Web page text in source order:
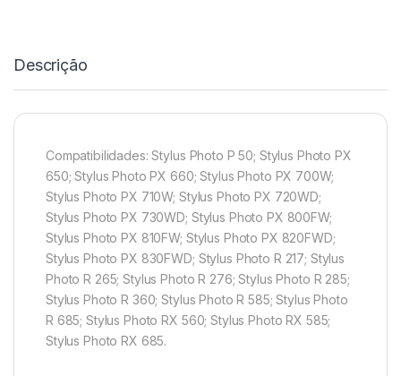
Descrição
Compatibilidades: Stylus Photo P 50; Stylus Photo PX
650; Stylus Photo PX 660; Stylus Photo PX 700W;
Stylus Photo PX 710W; Stylus Photo PX 720WD;
Stylus Photo PX 730WD; Stylus Photo PX 800FW;
Stylus Photo PX 810FW; Stylus Photo PX 820FWD;
Stylus Photo PX 830FWD; Stylus Photo R 217; Stylus
Photo R 265; Stylus Photo R 276; Stylus Photo R 285;
Stylus Photo R 360; Stylus Photo R 585; Stylus Photo
R 685; Stylus Photo RX 560; Stylus Photo RX 585;
Stylus Photo RX 685.